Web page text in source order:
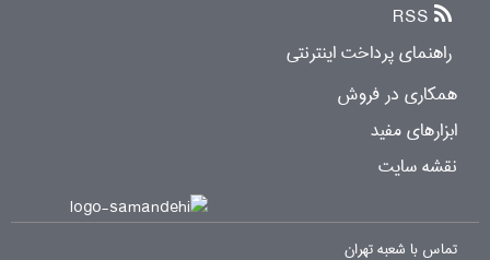
RSS
راهنمای پرداخت اینترنتی
همکاری در فروش
ابزارهای مفید
نقشه سایت
تماس با شعبه تهران